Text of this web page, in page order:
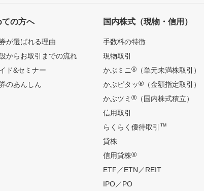
ての方へ
が選ばれる理由
からお取引までの流れ
ド&セミナー
のあんしん
国内株式（現物・信用）
手数料の特徴
現物取引
かぶミニ®（単元未満株取引）
かぶピタッ®（金額指定取引）
かぶツミ ®（国内株式積立）
信用取引
らくらく優待取引 ™
貸株
信用貸株®
ETF／ETN／REIT
IPO／PO